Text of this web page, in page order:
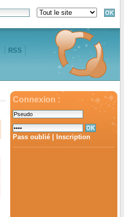
RSS
Connexion :
Pass oublié Inscription